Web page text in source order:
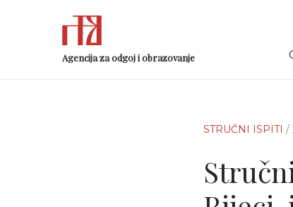
Agencija za odgoj i obrazovanje
STRUČNI ISPITI /